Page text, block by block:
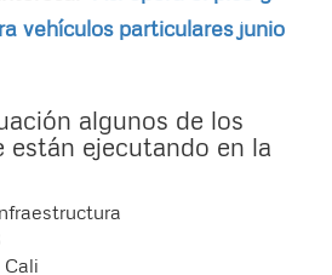
vehículos particulares junio
algunos de los
están ejecutando en la